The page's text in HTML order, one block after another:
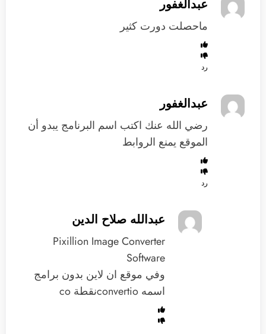
عبدالغفور
ماحصلت دورت كثير
رد
عبدالغفور
رضي الله عنك اكتب اسم البرنامج يبدو أن
الموقع يمنع الروابط
رد
عبدالله صلاح الدين
Pixillion Image Converter
Software
وفي موقع ان لاين بدون برامج
اسمه convertioنقطة co